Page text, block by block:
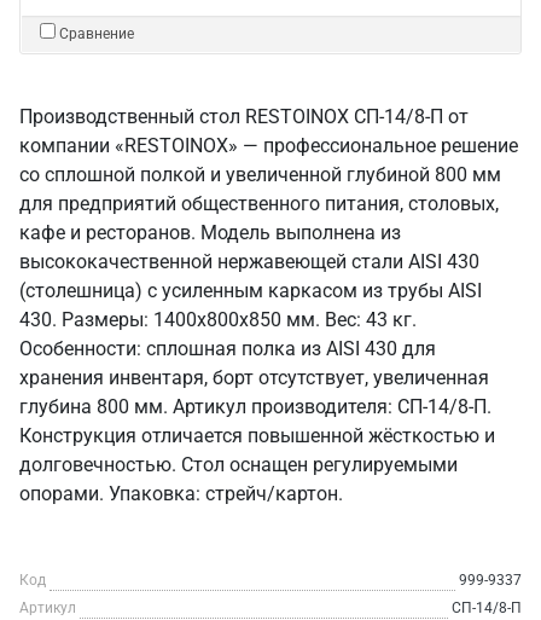
Сравнение
Производственный стол RESTOINOX СП-14/8-П от
компании «RESTOINOX» — профессиональное решение
со сплошной полкой и увеличенной глубиной 800 мм
для предприятий общественного питания, столовых,
кафе и ресторанов. Модель выполнена из
высококачественной нержавеющей стали AISI 430
(столешница) с усиленным каркасом из трубы AISI
430. Размеры: 1400x800x850 мм. Вес: 43 кг.
Особенности: сплошная полка из AISI 430 для
хранения инвентаря, борт отсутствует, увеличенная
глубина 800 мм. Артикул производителя: СП-14/8-П.
Конструкция отличается повышенной жёсткостью и
долговечностью. Стол оснащен регулируемыми
опорами. Упаковка: стрейч/картон.
Код
999-9337
Артикул
СП-14/8-П